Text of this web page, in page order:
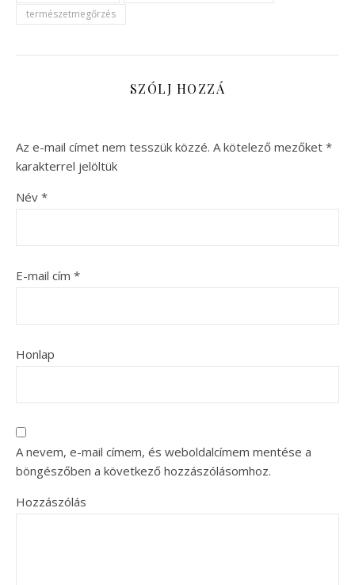
természetmegőrzés
SZÓLJ HOZZÁ
Az e-mail címet nem tesszük közzé. A kötelező mezőket *
karakterrel jelöltük
Név *
E-mail cím *
Honlap
A nevem, e-mail címem, és weboldalcímem mentése a
böngészőben a következő hozzászólásomhoz.
Hozzászólás